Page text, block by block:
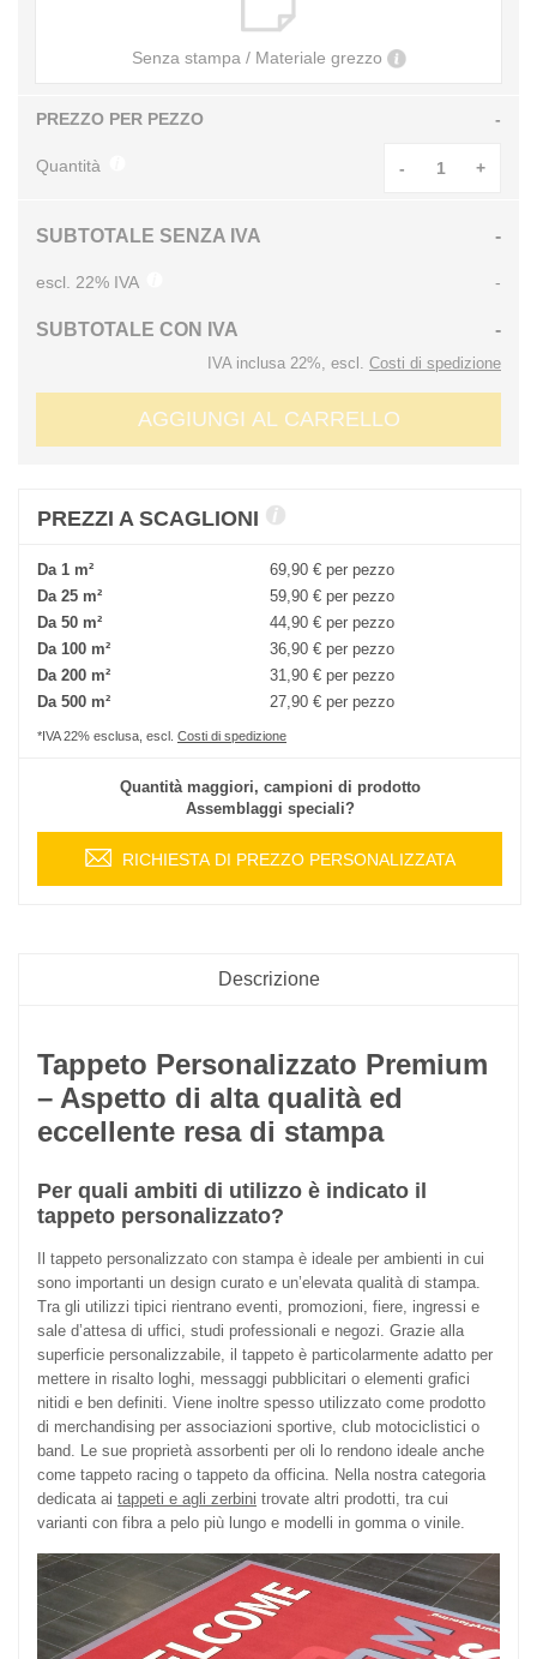
Senza stampa / Materiale grezzo
PREZZO PER PEZZO -
Quantità - +
SUBTOTALE SENZA IVA -
escl. 22% IVA -
SUBTOTALE CON IVA -
IVA inclusa 22%, escl. Costi di spedizione
AGGIUNGI AL CARRELLO
PREZZI A SCAGLIONI
Da 1 m² 69,90 € per pezzo
Da 25 m²
59,90 € per pezzo
Da 50 m²
44,90 € per pezzo
Da 100 m²
36,90 € per pezzo
Da 200 m²
31,90 € per pezzo
Da 500 m²
27,90 € per pezzo
*IVA 22% esclusa, escl. Costi di spedizione
Quantità maggiori, campioni di prodotto
Assemblaggi speciali?
RICHIESTA DI PREZZO PERSONALIZZATA
Descrizione
Tappeto Personalizzato Premium
– Aspetto di alta qualità ed
eccellente resa di stampa
Per quali ambiti di utilizzo è indicato il
tappeto personalizzato?
Il tappeto personalizzato con stampa è ideale per ambienti in cui
sono importanti un design curato e un’elevata qualità di stampa.
Tra gli utilizzi tipici rientrano eventi, promozioni, fiere, ingressi e
sale d’attesa di uffici, studi professionali e negozi. Grazie alla
superficie personalizzabile, il tappeto è particolarmente adatto per
mettere in risalto loghi, messaggi pubblicitari o elementi grafici
nitidi e ben definiti. Viene inoltre spesso utilizzato come prodotto
di merchandising per associazioni sportive, club motociclistici o
band. Le sue proprietà assorbenti per oli lo rendono ideale anche
come tappeto racing o tappeto da officina. Nella nostra categoria
dedicata ai tappeti e agli zerbini trovate altri prodotti, tra cui
varianti con fibra a pelo più lungo e modelli in gomma o vinile.